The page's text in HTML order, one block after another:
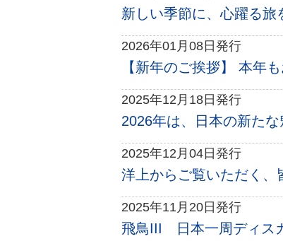
新しい季節に、心躍る旅
2026年01月08日発行
【新年のご挨拶】 本年
2025年12月18日発行
2026年は、日本の新た
2025年12月04日発行
洋上からご覧いただく、
2025年11月20日発行
飛鳥III 日本一周ディス